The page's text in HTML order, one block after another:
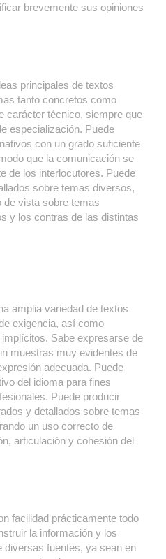
brevemente sus opiniones
principales de textos
tanto concretos como
carácter técnico, siempre que
especialización. Puede
con un grado suficiente
que la comunicación se
de los interlocutores. Puede
sobre temas diversos,
de vista sobre temas
y los contras de las distintas
amplia variedad de textos
exigencia, así como
Sabe expresarse de
muestras muy evidentes de
adecuada. Puede
del idioma para fines
Puede producir
y detallados sobre temas
un uso correcto de
articulación y cohesión del
facilidad prácticamente todo
la información y los
diversas fuentes, ya sean en